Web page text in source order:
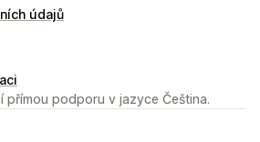
údajů
přímou podporu v jazyce Čeština.